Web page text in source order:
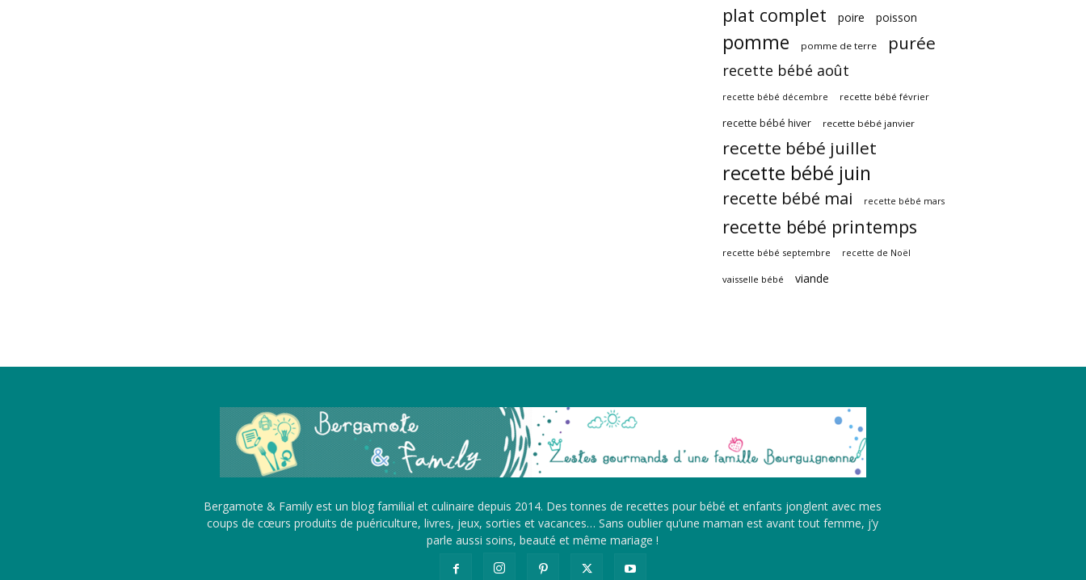
plat complet poire poisson
pomme pomme de terre purée
recette bébé août
recette bébé décembre recette bébé février
recette bébé hiver recette bébé janvier
recette bébé juillet
recette bébé juin
recette bébé mai recette bébé mars
recette bébé printemps
recette bébé septembre recette de Noël
vaisselle bébé viande
Bergamote & Family est un blog familial et culinaire depuis 2014. Des tonnes de recettes pour bébé et enfants jonglent avec mes
coups de cœurs produits de puériculture, livres, jeux, sorties et vacances… Sans oublier qu’une maman est avant tout femme, j’y
parle aussi soins, beauté et même mariage !